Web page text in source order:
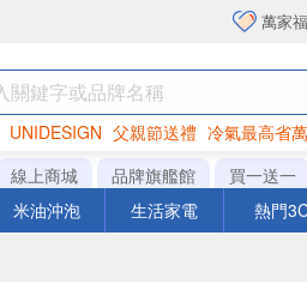
萬家
UNIDESIGN 父親節送禮 冷氣最高省萬
罐頭 海苔 洋芋片
線上商城 品牌旗艦館 買一送一
米油沖泡 生活家電 熱門